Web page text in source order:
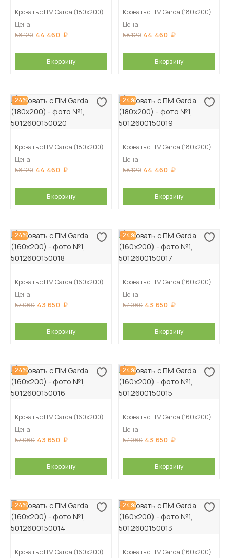
Кровать с ПМ Garda (180х200)
Цена
58 120 44 460
В корзину
Кровать с ПМ Garda (180х200)
Цена
58 120 44 460
В корзину
-24%
Кровать с ПМ Garda (180х200)
Цена
58 120 44 460
В корзину
-24%
Кровать с ПМ Garda (180х200)
Цена
58 120 44 460
В корзину
-24%
Кровать с ПМ Garda (160х200)
Цена
57 060 43 650
В корзину
-24%
Кровать с ПМ Garda (160х200)
Цена
57 060 43 650
В корзину
-24%
Кровать с ПМ Garda (160х200)
Цена
57 060 43 650
В корзину
-24%
Кровать с ПМ Garda (160х200)
Цена
57 060 43 650
В корзину
-24%
Кровать с ПМ Garda (160х200)
-24%
Кровать с ПМ Garda (160х200)